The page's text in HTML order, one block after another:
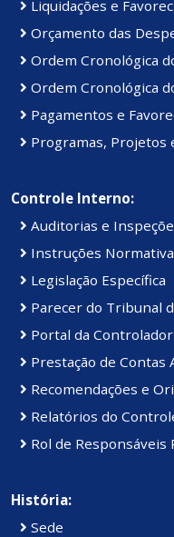
Liquidações e
Orçamento das
Ordem Cronológica
Ordem Cronológica
Pagamentos e
Programas, Projetos
Controle Interno:
Auditorias e
Instruções
Legislação Específica
Parecer do Tribunal
Portal da
Prestação de Contas
Recomendações e
Relatórios do
Rol de Responsáveis
História:
Sede